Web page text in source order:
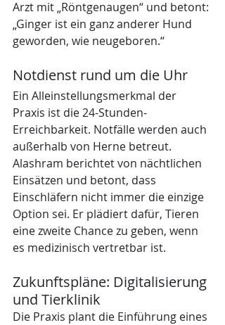
Arzt mit „Röntgenaugen“ und betont:
„Ginger ist ein ganz anderer Hund
geworden, wie neugeboren.“
Notdienst rund um die Uhr
Ein Alleinstellungsmerkmal der
Praxis ist die 24-Stunden-
Erreichbarkeit. Notfälle werden auch
außerhalb von Herne betreut.
Alashram berichtet von nächtlichen
Einsätzen und betont, dass
Einschläfern nicht immer die einzige
Option sei. Er plädiert dafür, Tieren
eine zweite Chance zu geben, wenn
es medizinisch vertretbar ist.
Zukunftspläne: Digitalisierung
und Tierklinik
Die Praxis plant die Einführung eines